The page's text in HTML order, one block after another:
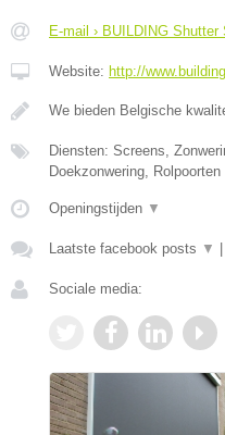
E-mail › BUILDING Shutter
Website: http://
We bieden Belgische
Diensten: Screens,
Doekzonwering, Rolpoorten
Openingstijden ▼
Laatste facebook posts ▼
Sociale media: